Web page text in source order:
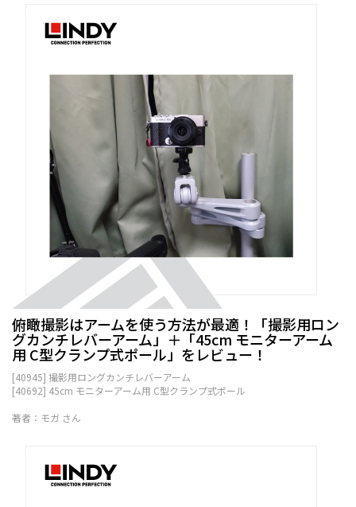
俯瞰撮影はアームを使う方法が最適！「撮影用ロン
グカンチレバーアーム」＋「45cm モニターアーム
用 C型クランプ式ポール」をレビュー！
[40945] 撮影用ロングカンチレバーアーム
[40692] 45cm モニターアーム用 C型クランプ式ポール
著者：モガ さん